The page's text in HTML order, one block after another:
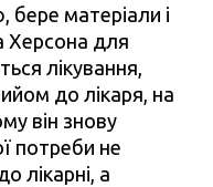
матеріали і
Херсона для
лікування,
до лікаря, на
він знову
потреби не
лікарні, а